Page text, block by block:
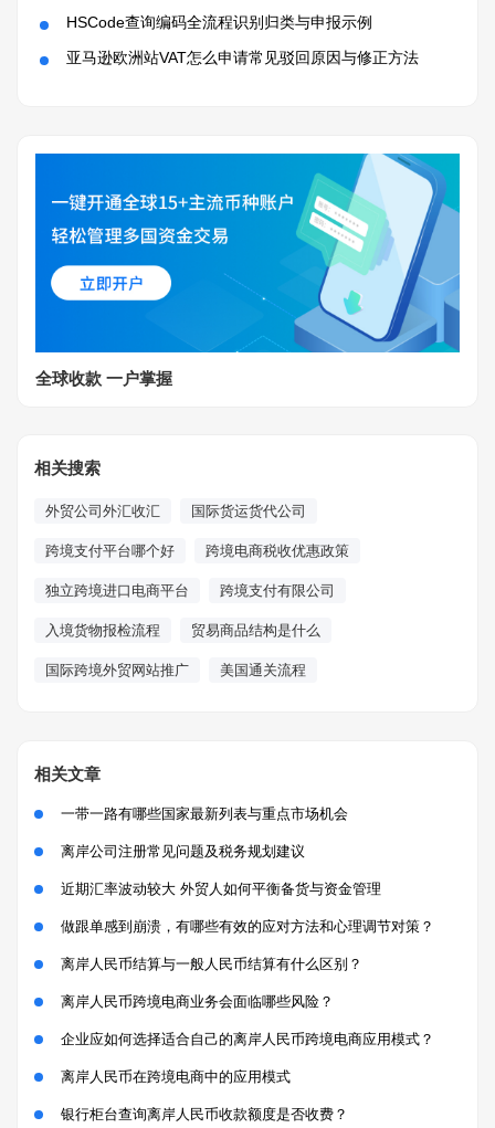
HSCode查询编码全流程识别归类与申报示例
亚马逊欧洲站VAT怎么申请常见驳回原因与修正方法
全球收款 一户掌握
相关搜索
外贸公司外汇收汇 国际货运货代公司
跨境支付平台哪个好 跨境电商税收优惠政策
独立跨境进口电商平台 跨境支付有限公司
入境货物报检流程 贸易商品结构是什么
国际跨境外贸网站推广 美国通关流程
相关文章
一带一路有哪些国家最新列表与重点市场机会
离岸公司注册常见问题及税务规划建议
近期汇率波动较大 外贸人如何平衡备货与资金管理
做跟单感到崩溃，有哪些有效的应对方法和心理调节对策？
离岸人民币结算与一般人民币结算有什么区别？
离岸人民币跨境电商业务会面临哪些风险？
企业应如何选择适合自己的离岸人民币跨境电商应用模式？
离岸人民币在跨境电商中的应用模式
银行柜台查询离岸人民币收款额度是否收费？